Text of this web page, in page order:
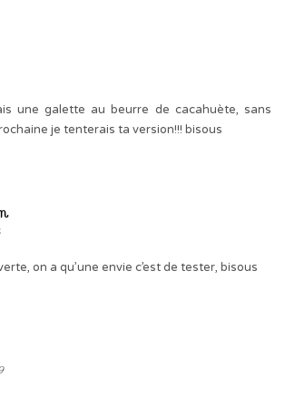
une galette au beurre de cacahuète, sans
je tenterais ta version!!! bisous
on a qu’une envie c’est de tester, bisous